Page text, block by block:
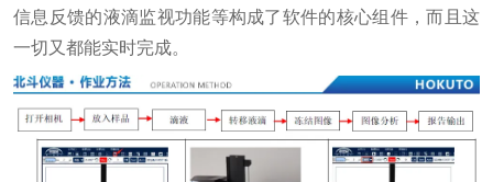
信息反馈的液滴监视功能等构成了软件的核心组件，而且这
一切又都能实时完成。